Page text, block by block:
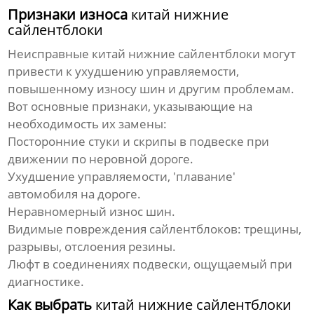
Признаки износа китай нижние
сайлентблоки
Неисправные китай нижние сайлентблоки могут
привести к ухудшению управляемости,
повышенному износу шин и другим проблемам.
Вот основные признаки, указывающие на
необходимость их замены:
Посторонние стуки и скрипы в подвеске при
движении по неровной дороге.
Ухудшение управляемости, 'плавание'
автомобиля на дороге.
Неравномерный износ шин.
Видимые повреждения сайлентблоков: трещины,
разрывы, отслоения резины.
Люфт в соединениях подвески, ощущаемый при
диагностике.
Как выбрать китай нижние сайлентблоки